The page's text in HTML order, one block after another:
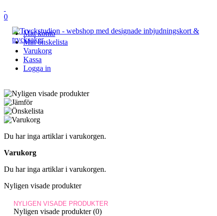
0
Mitt konto
Min önskelista
Varukorg
Kassa
Logga in
Du har inga artiklar i varukorgen.
Varukorg
Du har inga artiklar i varukorgen.
Nyligen visade produkter
NYLIGEN VISADE PRODUKTER
Nyligen visade produkter (0)